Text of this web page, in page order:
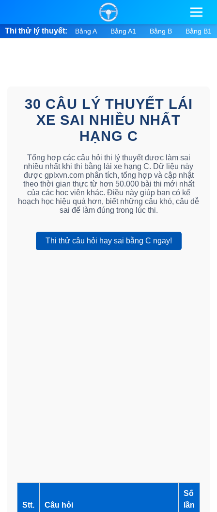
Thi thử lý thuyết: Bằng A Bằng A1 Bằng B Bằng B1
30 CÂU LÝ THUYẾT LÁI
XE SAI NHIỀU NHẤT
HẠNG C
Tổng hợp các câu hỏi thi lý thuyết được làm sai
nhiều nhất khi thi bằng lái xe hạng C. Dữ liệu này
được gplxvn.com phân tích, tổng hợp và cập nhật
theo thời gian thực từ hơn 50.000 bài thi mới nhất
của các học viên khác. Điều này giúp bạn có kế
hoạch học hiệu quả hơn, biết những câu khó, câu dễ
sai để làm đúng trong lúc thi.
Thi thử câu hỏi hay sai bằng C ngay!
Stt. Câu hỏi
Số
lần